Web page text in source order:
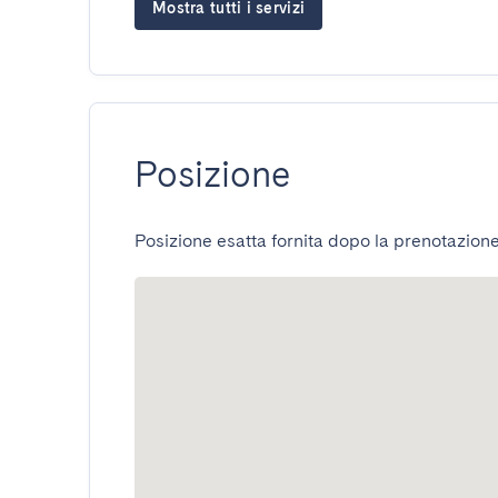
Mostra tutti i servizi
Posizione
Posizione esatta fornita dopo la